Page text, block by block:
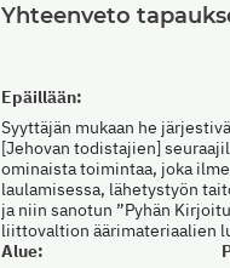
Yhteenveto
Alue:
Epäillään:
Syyttäjän mukaan he
[Jehovan todistajien]
ominaista toimintaa, joka
laulamisessa, lähetystyön
ja niin sanotun ”Pyhän
liittovaltion äärimateriaalien